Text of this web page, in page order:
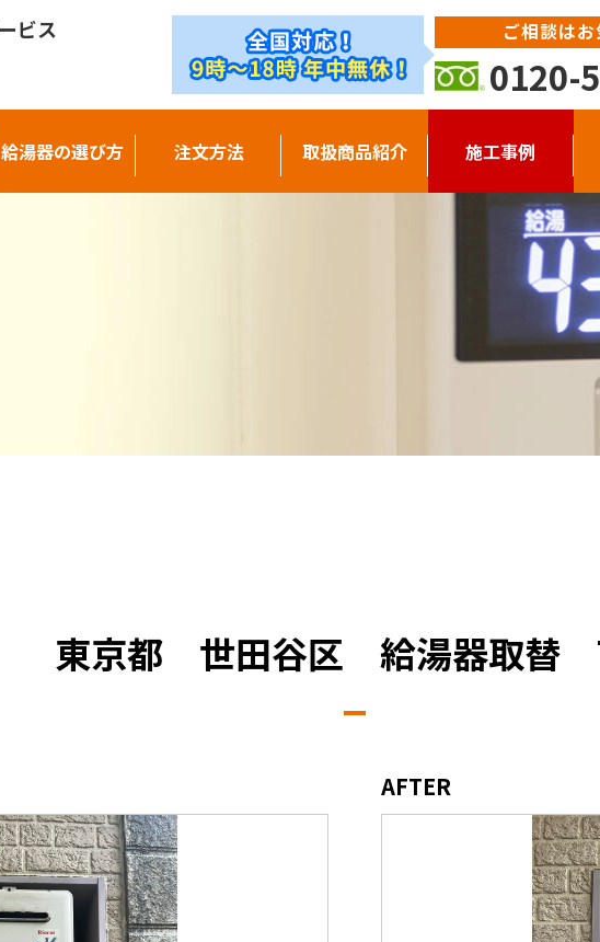
ビス ご相談は
0120-
給湯器の選び方 注文方法 取扱商品紹介 施工事例
東京都 世田谷区 給湯器取替
AFTER